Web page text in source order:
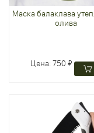
Маска балаклава
олива
Цена:750 ₽